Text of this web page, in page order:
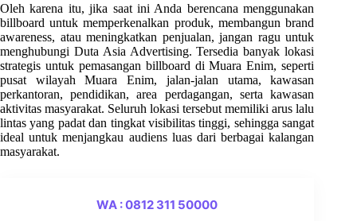
Oleh karena itu, jika saat ini Anda berencana menggunakan
billboard untuk memperkenalkan produk, membangun brand
awareness, atau meningkatkan penjualan, jangan ragu untuk
menghubungi Duta Asia Advertising. Tersedia banyak lokasi
strategis untuk pemasangan billboard di Muara Enim, seperti
pusat wilayah Muara Enim, jalan-jalan utama, kawasan
perkantoran, pendidikan, area perdagangan, serta kawasan
aktivitas masyarakat. Seluruh lokasi tersebut memiliki arus lalu
lintas yang padat dan tingkat visibilitas tinggi, sehingga sangat
ideal untuk menjangkau audiens luas dari berbagai kalangan
masyarakat.
WA : 0812 311 50000